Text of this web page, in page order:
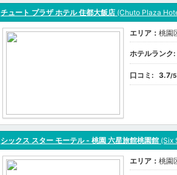
チュート プラザ ホテル 住都大飯店 (Chuto Plaza
エリア： 桃園
ホテルランク:
口コミ: 3.7/5
シックス スター モーテル - 桃園 六星旅館桃園館 (Six
エリア： 桃園